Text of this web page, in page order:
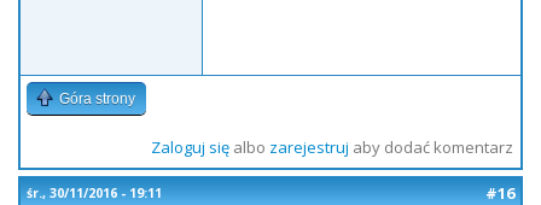
Góra strony
Zaloguj sięalbo zarejestruj aby dodać komentarz
śr., 30/11/2016 - 19:11
#16